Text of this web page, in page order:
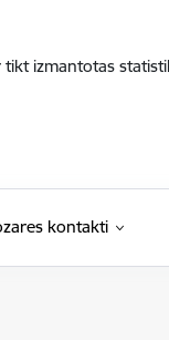
izmantotas
kontakti